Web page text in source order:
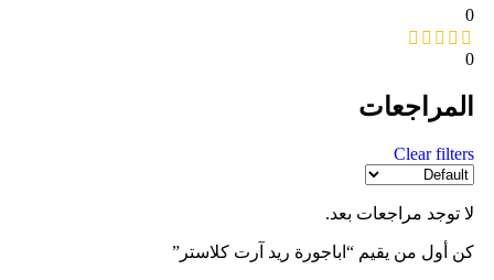
0
0
المراجعات
Clear filters
لا توجد مراجعات بعد.
كن أول من يقيم “اباجورة ريد آرت كلاستر”